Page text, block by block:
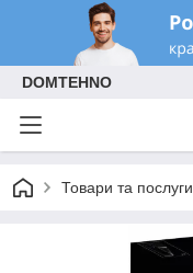
DOMTEHNO
Товари та послуги